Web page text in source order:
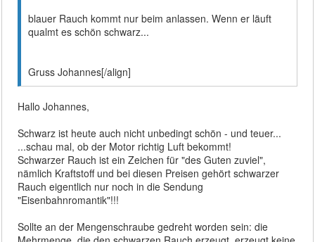
blauer Rauch kommt nur beim anlassen. Wenn er läuft
qualmt es schön schwarz...
Gruss Johannes[/align]
Hallo Johannes,
Schwarz ist heute auch nicht unbedingt schön - und teuer...
...schau mal, ob der Motor richtig Luft bekommt!
Schwarzer Rauch ist ein Zeichen für "des Guten zuviel",
nämlich Kraftstoff und bei diesen Preisen gehört schwarzer
Rauch eigentlich nur noch in die Sendung
"Eisenbahnromantik"!!!
Sollte an der Mengenschraube gedreht worden sein: die